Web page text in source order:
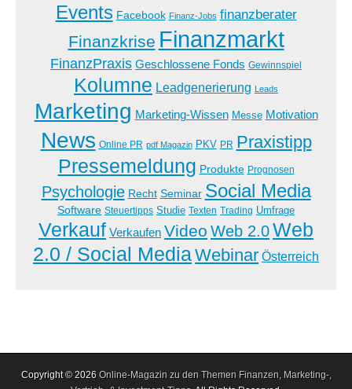
Events Facebook Finanz-Jobs finanzberater
Finanzkrise Finanzmarkt
FinanzPraxis Geschlossene Fonds Gewinnspiel
Kolumne Leadgenerierung Leads
Marketing Marketing-Wissen Messe Motivation
News Online PR pdf Magazin PKV PR Praxistipp
Pressemeldung Produkte Prognosen
Psychologie Recht Seminar Social Media
Software Steuertipps Studie Texten Trading Umfrage
Verkauf Verkaufen Video Web 2.0Web
2.0 / Social MediaWebinar Österreich
Copyright © 2026 Online-Magazin zu den Themen Finanzen, Marketing-,